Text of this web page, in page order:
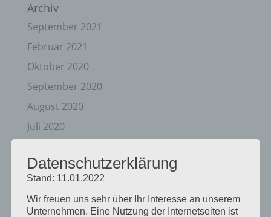
Archiv
September 2021
Februar 2021
Oktober 2020
September 2020
August 2020
Juli 2020
Mai 2020
März 2020
Datenschutzerklärung
Stand: 11.01.2022
Wir freuen uns sehr über Ihr Interesse an unserem
Unternehmen. Eine Nutzung der Internetseiten ist